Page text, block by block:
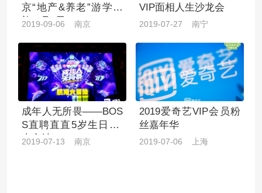
京“地产&养老”游学之
旅-9月6日
2019-09-06 南京
VIP面相人生沙龙会
2019-07-27 南宁
成年人无所畏——BOS
S直聘直直5岁生日趴·
南京站
2019-07-13 南京
2019爱奇艺VIP会员粉
丝嘉年华
2019-07-06 上海